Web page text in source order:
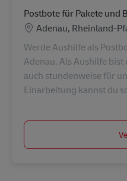
Postbote für Pakete und
Ubicación
Adenau, Rheinland-
Werde Aushilfe als
Adenau. Als Aushilfe
auch stundenweise für
Einarbeitung kannst du